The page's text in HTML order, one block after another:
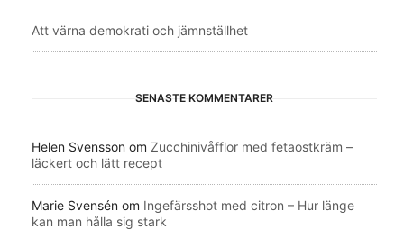
Att värna demokrati och jämnställhet
SENASTE KOMMENTARER
Helen Svensson om Zucchinivåfflor med fetaostkräm –
läckert och lätt recept
Marie Svensén om Ingefärsshot med citron – Hur länge
kan man hålla sig stark